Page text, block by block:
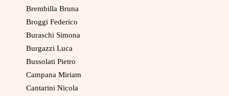
Brembilla Bruna
Broggi Federico
Buraschi Simona
Burgazzi Luca
Bussolati Pietro
Campana Miriam
Cantarini Nicola